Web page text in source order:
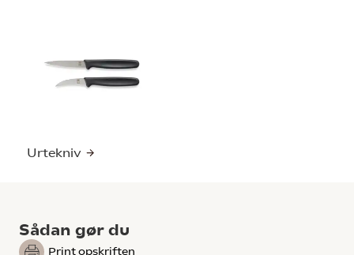
Urtekniv
Sådan gør du
Print opskriften